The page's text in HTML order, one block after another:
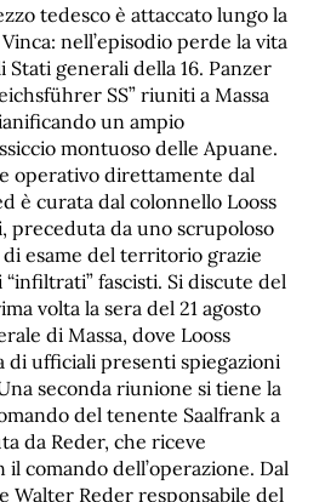
tedesco è attaccato lungo la
nell’episodio perde la vita
generali della 16. Panzer
SS” riuniti a Massa
un ampio
montuoso delle Apuane.
operativo direttamente dal
è curata dal colonnello Looss
preceduta da uno scrupoloso
esame del territorio grazie
fascisti. Si discute del
volta la sera del 21 agosto
di Massa, dove Looss
di ufficiali presenti spiegazioni
seconda riunione si tiene la
del tenente Saalfrank a
da Reder, che riceve
comando dell’operazione. Dal
Walter Reder responsabile del